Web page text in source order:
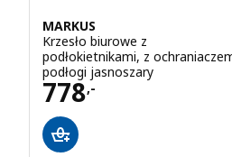
gwiazdki. Łączna liczba recenzji:
MARKUS
Krzesło biurowe z
podłokietnikami, z
podłogi jasnoszary
778,-
Cena 778,-